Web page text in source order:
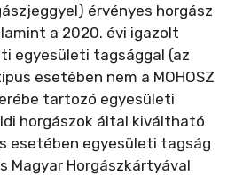
érvényes horgász
a 2020. évi igazolt
egyesületi tagsággal (az
esetében nem a MOHOSZ
tartozó egyesületi
horgászok által kiváltható
esetében egyesületi tagság
Magyar Horgászkártyával